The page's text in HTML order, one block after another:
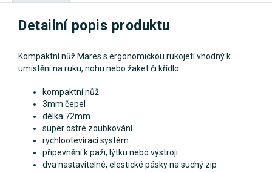
Detailní popis produktu
Kompaktní nůž Mares s ergonomickou rukojetí vhodný k
umístění na ruku, nohu nebo žaket či křídlo.
kompaktní nůž
3mm čepel
délka 72mm
super ostré zoubkování
rychlootevírací systém
připevnění k paži, lýtku nebo výstroji
dva nastavitelné, elestické pásky na suchý zip